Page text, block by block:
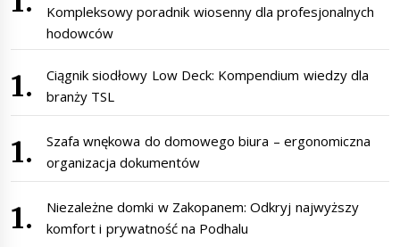
Kompleksowy poradnik wiosenny dla profesjonalnych
hodowców
Ciągnik siodłowy Low Deck: Kompendium wiedzy dla
branży TSL
Szafa wnękowa do domowego biura – ergonomiczna
organizacja dokumentów
Niezależne domki w Zakopanem: Odkryj najwyższy
komfort i prywatność na Podhalu